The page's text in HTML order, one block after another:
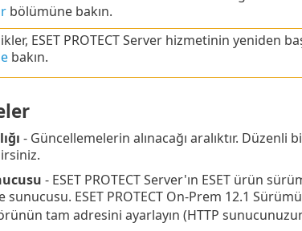
bölümüne bakın.
ESET PROTECT Server hizmetinin yeniden
bakın.
- Güncellemelerin alınacağı aralıktır. Düzenli
- ESET PROTECT Server'ın ESET ürün
sunucusu. ESET PROTECT On-Prem 12.1
tam adresini ayarlayın (HTTP